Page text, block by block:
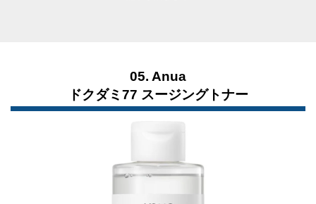
05. Anua
ドクダミ77 スージングトナー